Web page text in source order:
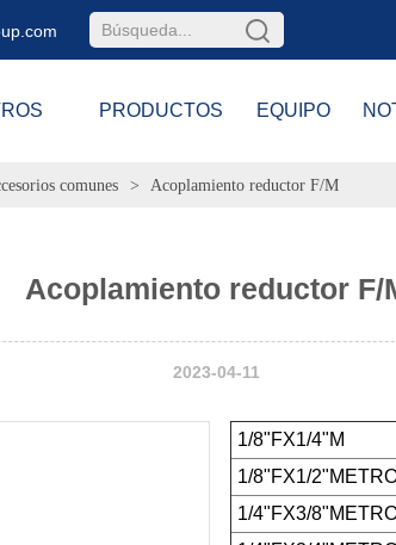
PRODUCTOS EQUIPO
comunes > Acoplamiento reductor F/M
Acoplamiento reductor F/
2023-04-11